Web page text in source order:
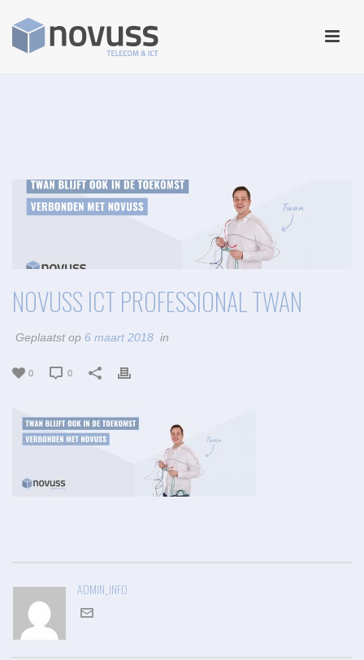
NOVUSS ICT PROFESSIONAL TWAN
Geplaatst op 6 maart 2018 in
0 0
ADMIN_INFO